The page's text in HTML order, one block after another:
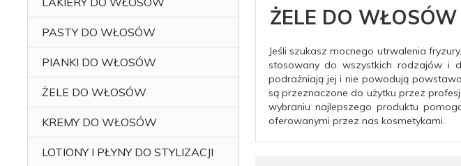
PASTY DO WŁOSÓW
PIANKI DO WŁOSÓW
ŻELE DO WŁOSÓW
KREMY DO WŁOSÓW
LOTIONY I PŁYNY DO STYLIZACJI
ŻELE DO WŁOSÓW
Jeśli szukasz mocnego utrwalenia
stosowany do wszystkich rodzajów i
podrażniają jej i nie powodują
są przeznaczone do użytku przez
wybraniu najlepszego produktu
oferowanymi przez nas kosmetykami.